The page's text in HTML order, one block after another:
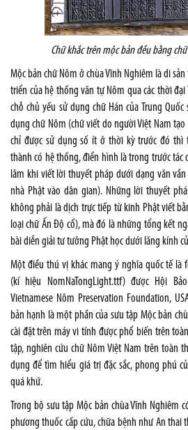
Chữ khắc trên mộc bản đều bằng
Mộc bản chữ Nôm ở chùa Vĩnh Nghiêm là di
triển của hệ thống văn tự Nôm qua các thời
chỗ chủ yếu sử dụng chữ Hán của Trung
dụng chữ Nôm (chữ viết do người Việt Nam tạo
chỉ được sử dụng số ít ở thời kỳ trước đó thì
thành có hệ thống, điển hình là trong trước tác
lâm khi viết lời thuyết pháp dưới dạng văn
nhà Phật vào dân gian). Những lời thuyết
không phải là dịch trực tiếp từ kinh Phật viết
loại chữ Ấn Độ cổ), mà đó là những tổng kết
bài diễn giải tư tưởng Phật học dưới lăng kính
Một điều thú vị khác mang ý nghĩa quốc tế là
(kí hiệu NomNaTongLight.ttf) được Hội
Vietnamese Nôm Preservation Foundation,
bản hạnh là một phần của sưu tập Mộc bản
cài đặt trên máy vi tính được phổ biến trên
tập, nghiên cứu chữ Nôm Việt Nam trên toàn
dụng để tìm hiểu giá trị đặc sắc, phong phú
quá khứ.
Trong bộ sưu tập Mộc bản chùa Vĩnh Nghiêm
phương thuốc cấp cứu, chữa bệnh như An thai